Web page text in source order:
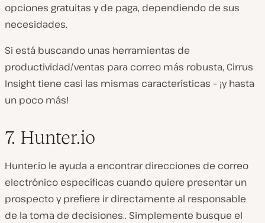
opciones gratuitas y de paga, dependiendo de sus
necesidades.
Si está buscando unas herramientas de
productividad/ventas para correo más robusta, Cirrus
Insight tiene casi las mismas características – ¡y hasta
un poco más!
7. Hunter.io
Hunter.io le ayuda a encontrar direcciones de correo
electrónico específicas cuando quiere presentar un
prospecto y prefiere ir directamente al responsable
de la toma de decisiones.. Simplemente busque el